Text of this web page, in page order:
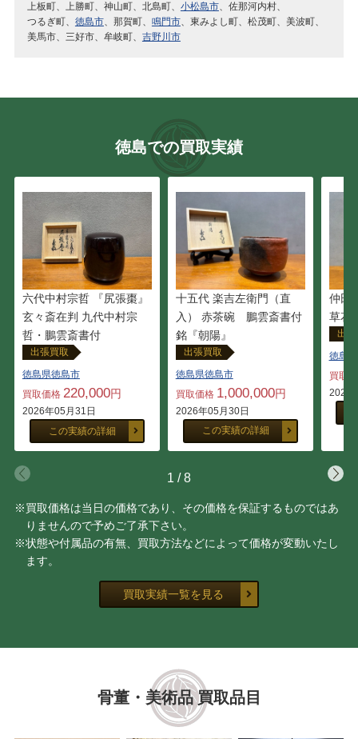
上板町
上勝町 神山町 北島町 小松島市
佐那河内村
つるぎ町
徳島市 那賀町 鳴門市 東みよし町 松茂町
美波町
美馬市
三好市 牟岐町 吉野川市
徳島での買取実績
六代中村宗哲 『尻張棗』
玄々斎在判 九代中村宗
哲・鵬雲斎書付
出張買取
徳島県徳島市
買取価格 220,000円
2026年05月31日
この実績の詳細
十五代 楽吉左衛門（直
入） 赤茶碗 鵬雲斎書付
銘『朝陽』
出張買取
徳島県徳島市
買取価格 1,000,000円
2026年05月30日
この実績の詳細
仲田
草花
出
徳島
買取
2026
1 /8
※買取価格は当日の価格であり、その価格を保証するものではあ
りませんので予めご了承下さい。
※状態や付属品の有無、買取方法などによって価格が変動いたし
ます。
買取実績一覧を見る
骨董・美術品 買取品目